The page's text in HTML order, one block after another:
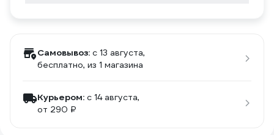
Самовывоз: c 13 августа,
бесплатно, из 1 магазина
Курьером: c 14 августа,
от 290 ₽